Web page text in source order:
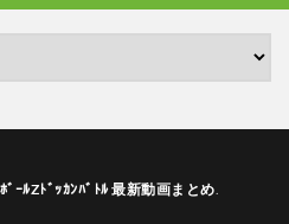
ﾞｰﾙZﾄﾞｯｶﾝﾊﾞﾄﾙ 最新動画まとめ